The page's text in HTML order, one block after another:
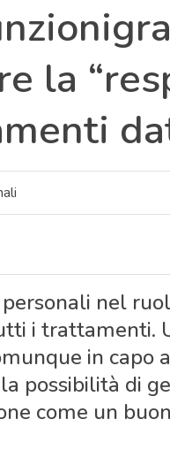
la
personali nel
i trattamenti.
in capo
possibilità di
come un